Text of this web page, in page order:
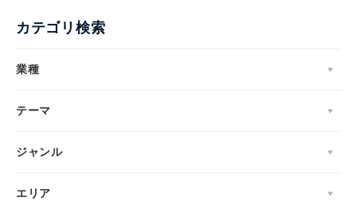
カテゴリ検索
業種
テーマ
ジャンル
エリア